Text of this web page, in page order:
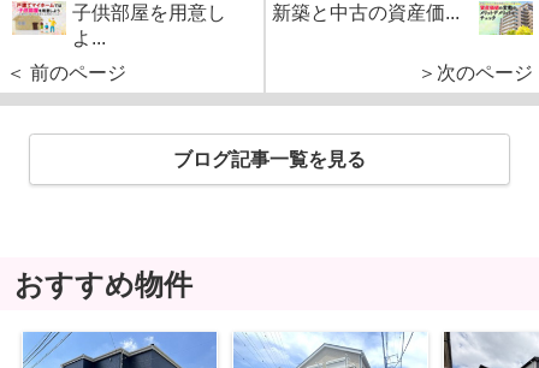
子供部屋を用意し
よ...
＜ 前のページ
新築と中古の資産価...
＞次のページ
ブログ記事一覧を見る
おすすめ物件